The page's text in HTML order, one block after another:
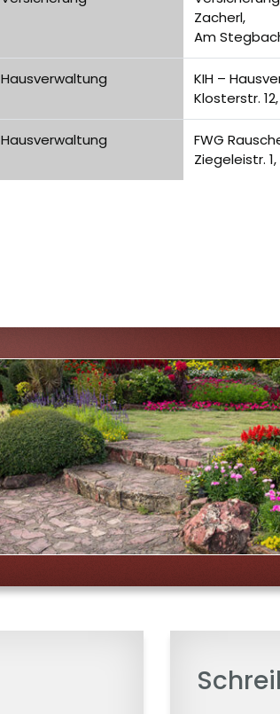
Zacherl,
Am
Hausverwaltung
KIH –
Klosterstr.
Hausverwaltung
FWG
Ziegeleistr.